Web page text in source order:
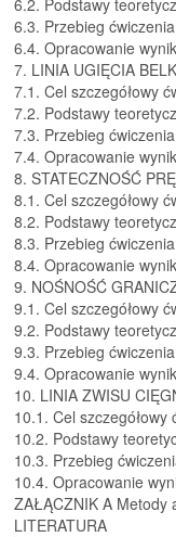
6.3. Przebieg ćwiczenia
6.4. Opracowanie
7. LINIA UGIĘCIA
7.1. Cel szczegółowy
7.2. Podstawy
7.3. Przebieg ćwiczenia
7.4. Opracowanie
8. STATECZNOŚĆ
8.1. Cel szczegółowy
8.2. Podstawy
8.3. Przebieg ćwiczenia
8.4. Opracowanie
9. NOŚNOŚĆ
9.1. Cel szczegółowy
9.2. Podstawy
9.3. Przebieg ćwiczenia
9.4. Opracowanie
10. LINIA ZWISU
10.1. Cel szczegółowy
10.2. Podstawy
10.3. Przebieg
10.4. Opracowanie
ZAŁĄCZNIK A Metody
LITERATURA